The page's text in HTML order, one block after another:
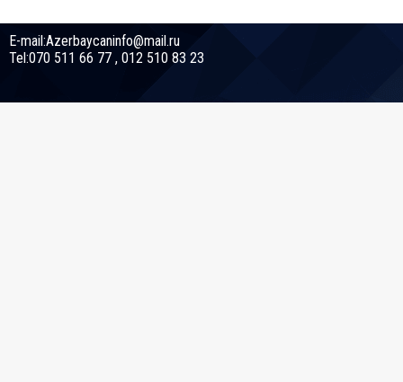
E-mail:Azerbaycaninfo@mail.ru
Tel:070 511 66 77 , 012 510 83 23